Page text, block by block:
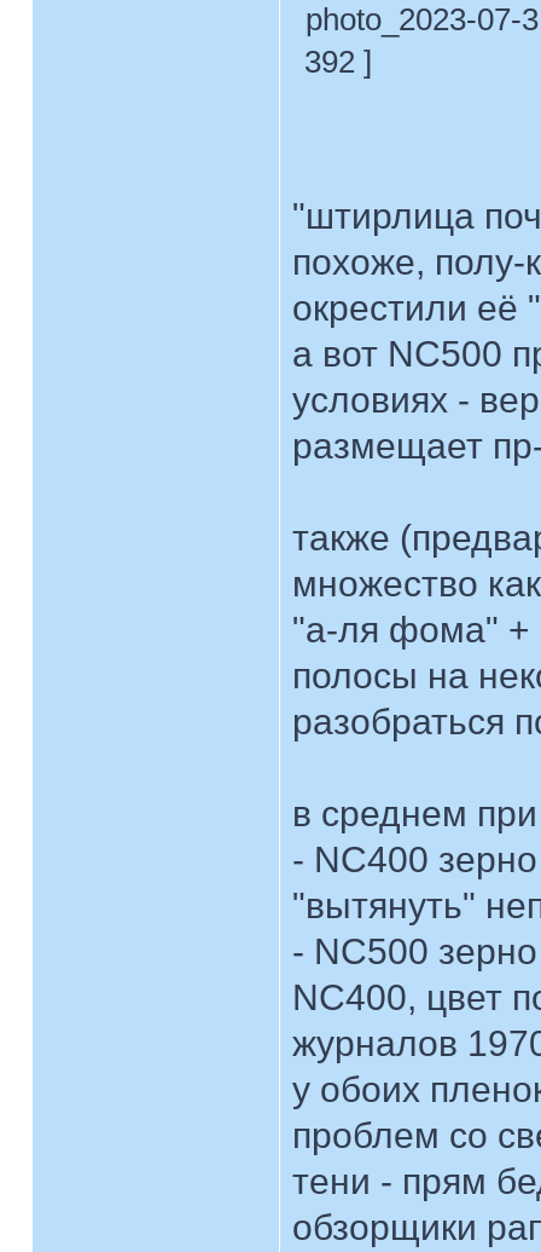
photo_2023-07-
392 ]
"штирлица
похоже, полу-
окрестили
а вот NC500
условиях -
размещает
также
множество
"а-ля фома" +
полосы на
разобраться
в среднем
- NC400
"вытянуть"
- NC500
NC400, цвет
журналов
у обоих
проблем со
тени - прям
обзорщики